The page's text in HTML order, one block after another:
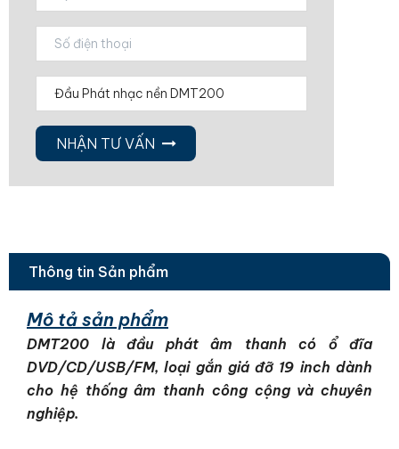
NHẬN TƯ VẤN
Thông tin Sản phẩm
Mô tả sản phẩm
DMT200 là đầu phát âm thanh có ổ đĩa
DVD/CD/USB/FM, loại gắn giá đỡ 19 inch dành
cho hệ thống âm thanh công cộng và chuyên
nghiệp.